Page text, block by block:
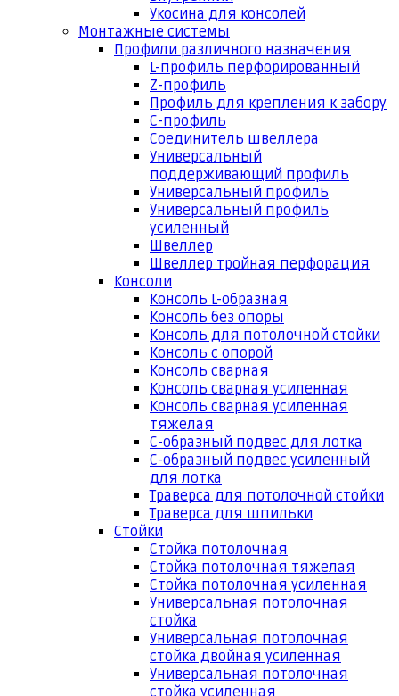
Укосина для консолей
Монтажные системы
Профили различного назначения
L-профиль перфорированный
Z-профиль
Профиль для крепления к забору
С-профиль
Соединитель швеллера
Универсальный
поддерживающий профиль
Универсальный профиль
Универсальный профиль
усиленный
Швеллер
Швеллер тройная перфорация
Консоли
Консоль L-образная
Консоль без опоры
Консоль для потолочной стойки
Консоль с опорой
Консоль сварная
Консоль сварная усиленная
Консоль сварная усиленная
тяжелая
С-образный подвес для лотка
С-образный подвес усиленный
для лотка
Траверса для потолочной стойки
Траверса для шпильки
Стойки
Стойка потолочная
Стойка потолочная тяжелая
Стойка потолочная усиленная
Универсальная потолочная
стойка
Универсальная потолочная
стойка двойная усиленная
Универсальная потолочная
стойка усиленная